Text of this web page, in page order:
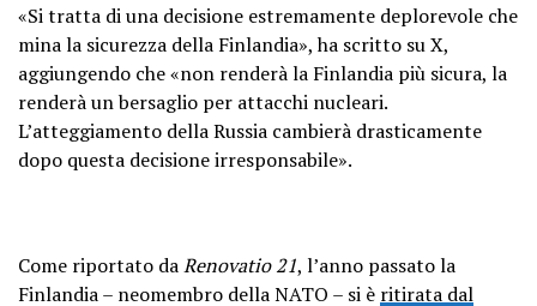
«Si tratta di una decisione estremamente deplorevole che
mina la sicurezza della Finlandia», ha scritto su X,
aggiungendo che «non renderà la Finlandia più sicura, la
renderà un bersaglio per attacchi nucleari.
L’atteggiamento della Russia cambierà drasticamente
dopo questa decisione irresponsabile».
Come riportato daRenovatio 21, l’anno passato la
Finlandia – neomembro della NATO – si è ritirata dal